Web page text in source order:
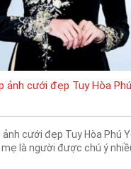
ảnh cưới đẹp Tuy Hòa
cưới đẹp Tuy Hòa Phú
mẹ là người được chú ý